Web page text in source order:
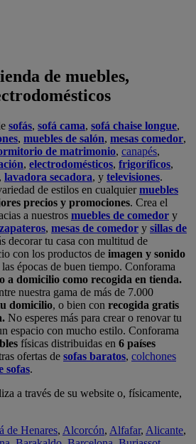
de muebles,
sofás, sofá cama, sofá chaise longue,
, muebles de salón, mesas comedor,
de matrimonio, canapés,
, electrodomésticos, frigoríficos,
, lavadora secadora, y televisiones.
de estilos en cualquiermuebles
precios y promociones. Crea el
a nuestros muebles de comedor y
zapateros, mesas de comedor y sillas de
decorar tu casa con multitud de
con los productos de imagen y sonido
las épocas de buen tiempo. Conforama
a domicilio como recogida en tienda.
nuestra gama de más de 7.000
domicilio, o bien con recogida gratis
No esperes más para crear o renovar tu
espacio con mucho estilo. Conforama
físicas distribuidas en 6 países
ofertas de sofas baratos, colchones
sofas.
a través de su website o, físicamente,
de Henares, Alcorcón, Alfafar, Alicante,